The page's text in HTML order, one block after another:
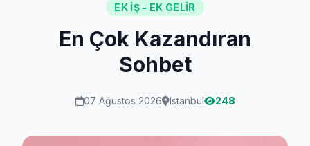
EK İŞ - EK GELIR
En Çok Kazandıran
Sohbet
07 Ağustos 2026 Istanbul 248